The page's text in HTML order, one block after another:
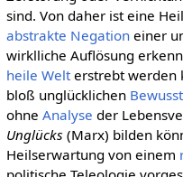
sind. Von daher ist eine
abstrakte Negationeiner
wirklliche Auflösung
heile Welterstrebt werden
bloß unglücklichen
ohne Analyse der
Unglücks (Marx) bilden
Heilserwartung von einem